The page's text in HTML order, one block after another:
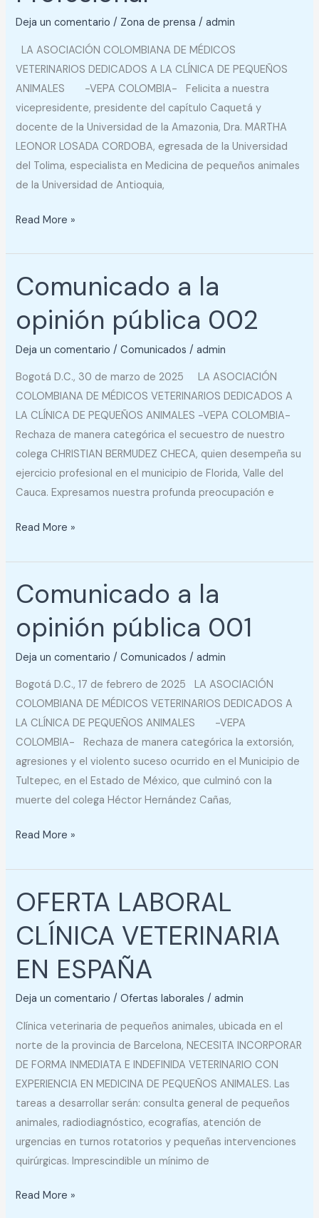
Deja un comentario / Zona de prensa /admin
LA ASOCIACIÓN COLOMBIANA DE MÉDICOS
VETERINARIOS DEDICADOS A LA CLÍNICA DE PEQUEÑOS
ANIMALES -VEPA COLOMBIA- Felicita a nuestra
vicepresidente, presidente del capítulo Caquetá y
docente de la Universidad de la Amazonia, Dra. MARTHA
LEONOR LOSADA CORDOBA, egresada de la Universidad
del Tolima, especialista en Medicina de pequeños animales
de la Universidad de Antioquia,
Nacional
de
Ética
Profesional
Read More »
Comunicado a la
opinión pública 002
Deja un comentario /Comunicados /admin
Bogotá D.C., 30 de marzo de 2025 LA ASOCIACIÓN
COLOMBIANA DE MÉDICOS VETERINARIOS DEDICADOS A
LA CLÍNICA DE PEQUEÑOS ANIMALES -VEPA COLOMBIA-
Rechaza de manera categórica el secuestro de nuestro
colega CHRISTIAN BERMUDEZ CHECA, quien desempeña su
ejercicio profesional en el municipio de Florida, Valle del
Cauca. Expresamos nuestra profunda preocupación e
Comunicado
a
la
opinión
pública
002
Read More »
Comunicado a la
opinión pública 001
Deja un comentario /Comunicados /admin
Bogotá D.C., 17 de febrero de 2025 LA ASOCIACIÓN
COLOMBIANA DE MÉDICOS VETERINARIOS DEDICADOS A
LA CLÍNICA DE PEQUEÑOS ANIMALES -VEPA
COLOMBIA- Rechaza de manera categórica la extorsión,
agresiones y el violento suceso ocurrido en el Municipio de
Tultepec, en el Estado de México, que culminó con la
muerte del colega Héctor Hernández Cañas,
Comunicado
a
la
opinión
pública
001
Read More »
OFERTA LABORAL
CLÍNICA VETERINARIA
EN ESPAÑA
Deja un comentario /Ofertas laborales /admin
Clínica veterinaria de pequeños animales, ubicada en el
norte de la provincia de Barcelona, NECESITA INCORPORAR
DE FORMA INMEDIATA E INDEFINIDA VETERINARIO CON
EXPERIENCIA EN MEDICINA DE PEQUEÑOS ANIMALES. Las
tareas a desarrollar serán: consulta general de pequeños
animales, radiodiagnóstico, ecografías, atención de
urgencias en turnos rotatorios y pequeñas intervenciones
quirúrgicas. Imprescindible un mínimo de
OFERTA
LABORAL
CLÍNICA
EN
Read More »